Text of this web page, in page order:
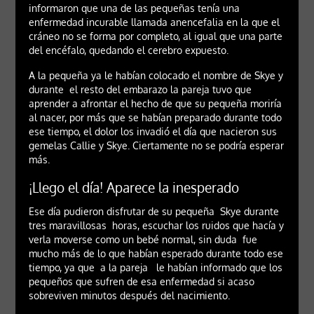
informaron que una de las pequeñas tenía una
enfermedad incurable llamada anencefalia en la que el
cráneo no se forma por completo, al igual que una parte
del encéfalo, quedando el cerebro expuesto.
A la pequeña ya le habían colocado el nombre de Skye y
durante el resto del embarazo la pareja tuvo que
aprender a afrontar el hecho de que su pequeña moriría
al nacer, por más que se habían preparado durante todo
ese tiempo, el dolor los invadió el día que nacieron sus
gemelas Callie y Skye. Ciertamente no se podría esperar
más.
¡Llego el día! Aparece la inesperado
Ese día pudieron disfrutar de su pequeña Skye durante
tres maravillosas horas, escuchar los ruidos que hacía y
verla moverse como un bebé normal, sin duda fue
mucho más de lo que habían esperado durante todo ese
tiempo, ya que a la pareja le habían informado que los
pequeños que sufren de esa enfermedad si acaso
sobreviven minutos después del nacimiento.